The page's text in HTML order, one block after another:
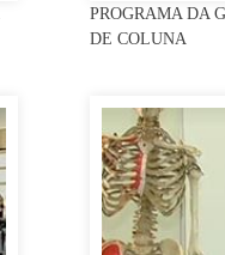
PROGRAMA DA
DE COLUNA